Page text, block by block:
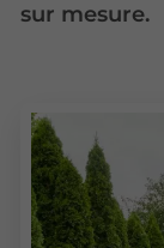
sur mesure.